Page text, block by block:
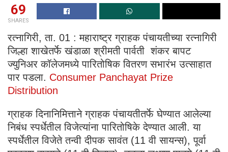
69
SHARES
रत्नागिरी, ता. 01 : महाराष्ट्र ग्राहक पंचायतीच्या रत्नागिरी
जिल्हा शाखेतर्फे खंडाळा श्रीमती पार्वती शंकर बापट
ज्युनिअर कॉलेजमध्ये पारितोषिक वितरण सभारंभ उत्साहात
पार पडला. Consumer Panchayat Prize
Distribution
ग्राहक दिनानिमित्ताने ग्राहक पंचायतीतर्फे घेण्यात आलेल्या
निबंध स्पर्धेतील विजेत्यांना पारितोषिके देण्यात आली. या
स्पर्धेतील विजेते तन्वी दीपक सावंत (11 वी सायन्स), पूर्वा